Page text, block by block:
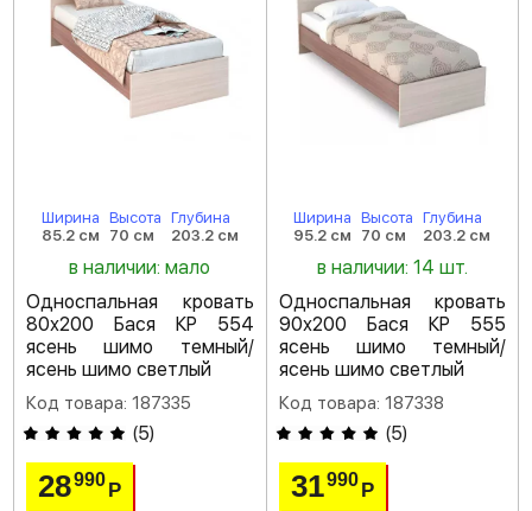
Ширина
85.2 см
Высота
70 см
Глубина
203.2 см
в наличии: мало
Односпальная кровать
80х200 Бася КР 554
ясень шимо темный/
ясень шимо светлый
Код товара: 187335
(5)
28990Р
Ширина
95.2 см
Высота
70 см
Глубина
203.2 см
в наличии: 14 шт.
Односпальная кровать
90х200 Бася КР 555
ясень шимо темный/
ясень шимо светлый
Код товара: 187338
(5)
31990 Р